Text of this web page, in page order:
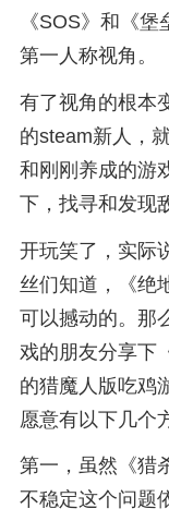
《SOS》和《
第一人称视角。
有了视角的根本
的steam新人，
和刚刚养成的游
下，找寻和发现
开玩笑了，实际
丝们知道，《绝
可以撼动的。那
戏的朋友分享下
的猎魔人版吃鸡
愿意有以下几个
第一，虽然《猎
不稳定这个问题